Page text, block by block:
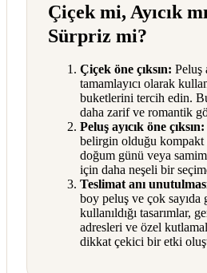
Çiçek mi, Ayıcık
Sürpriz mi?
Çiçek öne çıksın: Peluş
tamamlayıcı olarak
buketlerini tercih edin.
daha zarif ve romantik
Peluş ayıcık öne çıksın:
belirgin olduğu kompakt
doğum günü veya
için daha neşeli bir
Teslimat anı
boy peluş ve çok
kullanıldığı tasarımlar,
adresleri ve özel
dikkat çekici bir etki